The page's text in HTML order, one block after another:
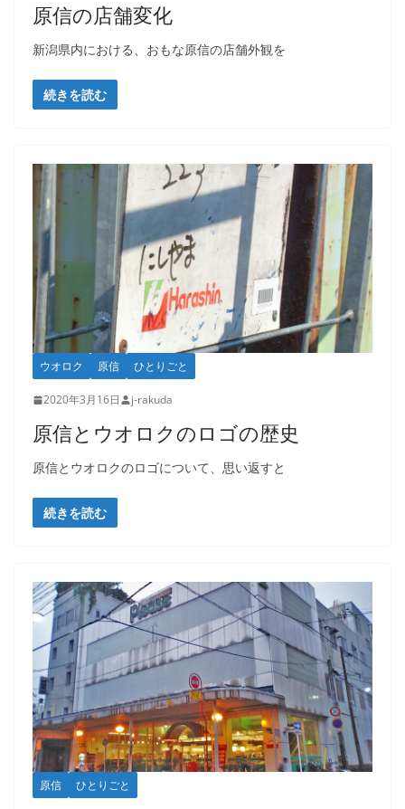
原信の店舗変化
新潟県内における、おもな原信の店舗外観を
続きを読む
ウオロク 原信 ひとりごと
2020年3月16日 j-rakuda
原信とウオロクのロゴの歴史
原信とウオロクのロゴについて、思い返すと
続きを読む
原信 ひとりごと